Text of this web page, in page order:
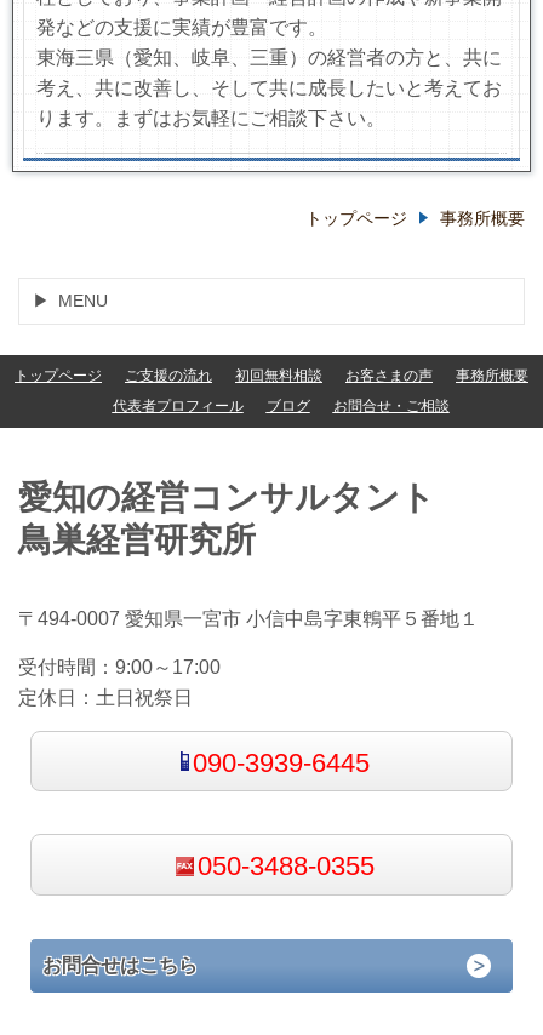
発などの支援に実績が豊富です。
東海三県（愛知、岐阜、三重）の経営者の方と、共に
考え、共に改善し、そして共に成長したいと考えてお
ります。まずはお気軽にご相談下さい。
トップページ 事務所概要
MENU
トップページ ご支援の流れ 初回無料相談 お客さまの声
事務所概要
代表者プロフィール
ブログ お問合せ・ご相談
愛知の経営コンサルタント
鳥巣経営研究所
〒494-0007 愛知県一宮市 小信中島字東鵯平５番地１
受付時間： 9:00～17:00
定休日： 土日祝祭日
090-3939-6445
050-3488-0355
お問合せはこちら